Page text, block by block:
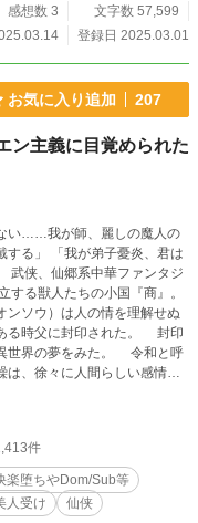
やかしモード全開なレイ。
ぽ
コハクも、どっちもお楽しみ
感想数 3
文字数 57,599
登録日 2025.03.01
お気に入り追加 207
ン主義に目覚められた
い……我が師、麗しの魔人の
する」 「我が弟子憂炎、君は
る獣人たちの小国『商』。
ソウ）は人の情を理解せぬ
父に封印された。 封印
世界の夢をみた。 令和と呼
は、徐々に人間らしい感情を
教師と学生たちの運命を変
、封印さ
、憂炎（ユーエン）は実は
で、魔教に恨みを抱いてい
件
楽堕ちやDom/Sub等
人受け
仙侠